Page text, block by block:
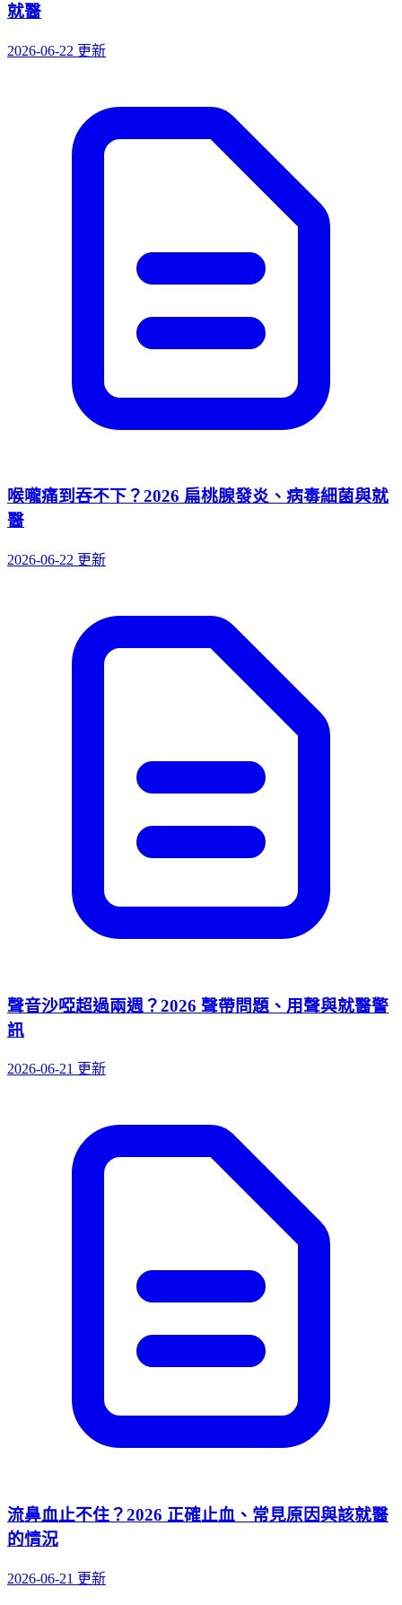
就醫
2026-06-22 更新
喉嚨痛到吞不下？2026 扁桃腺發炎、病毒細菌與就
醫
2026-06-22 更新
聲音沙啞超過兩週？2026 聲帶問題、用聲與就醫警
訊
2026-06-21 更新
流鼻血止不住？2026 正確止血、常見原因與該就醫
的情況
2026-06-21 更新